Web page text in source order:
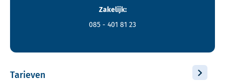
Zakelijk:
085 - 401 81 23
Tarieven